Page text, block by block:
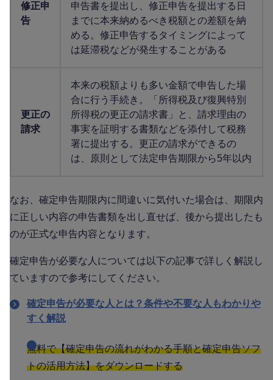
修正申
告
申告書を提出し、修正申告を提出する日
までに本来納めるべき税額との差額を納
める。修正申告するタイミングによって
は延滞税などが発生することがある
更正の
請求
本来の税額よりも多い金額で申告した場
合に行う手続き。「所得税及び復興特別
所得税の更正の請求書」と、請求理由の
事実を証明する書類などを添付して税務
署に提出する。更正の請求ができるの
は、原則として法定申告期限から5年以内
なお、確定申告期限内に間違いに気付いた場合は、期限内
に正しい内容の申告書類を出し直せば、後から提出したも
のが正式な申告内容となります。
確定申告が必要な人については以下の記事で詳しく解説し
ていますので参考にしてください。
確定申告が必要な人とは？条件や不要な人もわかりや
すく解説
無料で【確定申告の流れがわかる手順と確定申告ソフ
トの活用方法】をダウンロードする